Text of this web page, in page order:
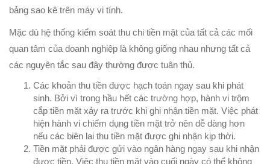
bảng sao kê trên máy vi tính.
Mặc dù hệ thống kiểm soát thu chi tiền mặt của tất cả các mối
quan tâm của doanh nghiệp là không giống nhau nhưng tất cả
các nguyên tắc sau đây thường được tuân thủ.
Các khoản thu tiền được hạch toán ngay sau khi phát
sinh. Bởi vì trong hầu hết các trường hợp, hành vi trộm
cắp tiền mặt xảy ra trước khi ghi nhận tiền mặt. Việc phát
hiện hành vi chiếm dụng tiền mặt trở nên dễ dàng hơn
nếu các biên lai thu tiền mặt được ghi nhận kịp thời.
Tiền mặt phải được gửi vào ngân hàng ngay sau khi nhận
được tiền. Việc thu tiền mặt vào cuối ngày có thể không